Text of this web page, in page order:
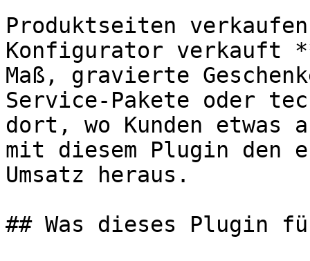
Produktseiten
Konfigurator verkauft
Maß, gravierte
Service-Pakete oder
dort, wo Kunden etwas
mit diesem Plugin den
Umsatz heraus.
## Was dieses Plugin